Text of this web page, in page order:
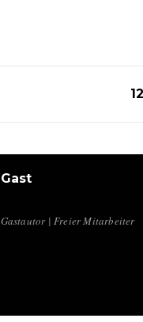
Gast
Gastautor | Freier Mitarbeiter